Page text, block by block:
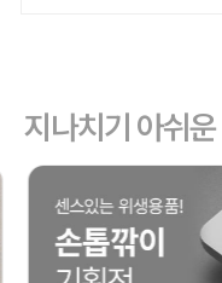
지나치기 아쉬운